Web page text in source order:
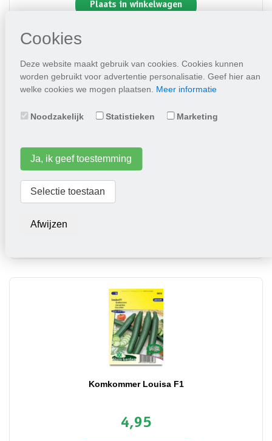
Cookies
Deze website maakt gebruik van cookies. Cookies kunnen
worden gebruikt voor advertentie personalisatie. Geef hier aan
welke cookies we mogen plaatsen. Meer informatie
Noodzakelijk Statistieken Marketing
Ja, ik geef toestemming
Selectie toestaan
Afwijzen
Plaats in winkelwagen
Paprika California Wonder
Komkommer Louisa F1
4,95